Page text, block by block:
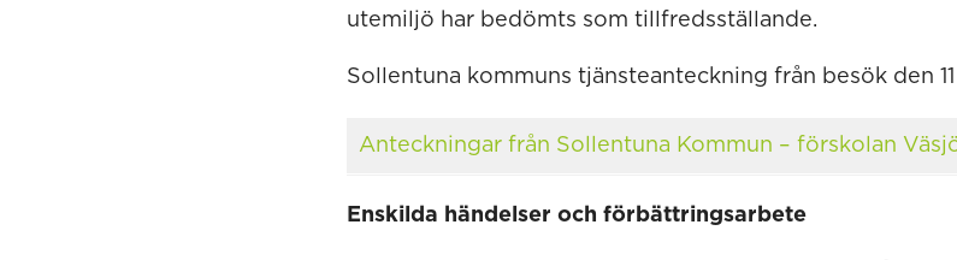
utemiljö har bedömts som tillfredsställande.
Sollentuna kommuns tjänsteanteckning från besök den
Anteckningar från Sollentuna Kommun – förskolan
Enskilda händelser och förbättringsarbete